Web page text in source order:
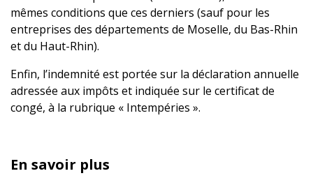
mêmes conditions que ces derniers (sauf pour les
entreprises des départements de Moselle, du Bas-Rhin
et du Haut-Rhin).
Enfin, l’indemnité est portée sur la déclaration annuelle
adressée aux impôts et indiquée sur le certificat de
congé, à la rubrique « Intempéries ».
En savoir plus